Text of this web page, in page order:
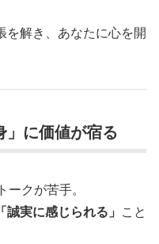
を解き、あなたに心を開
に価値が宿る
クが苦手。
「誠実に感じられる」 こと